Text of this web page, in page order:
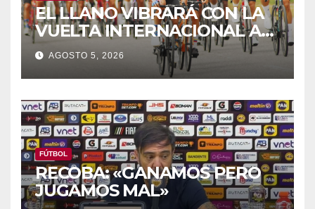
EL LLANO VIBRARÁ CON LA
VUELTA INTERNACIONAL A
ZAMORA
AGOSTO 5, 2026
FÚTBOL
RECOBA: «GANAMOS PERO
JUGAMOS MAL»